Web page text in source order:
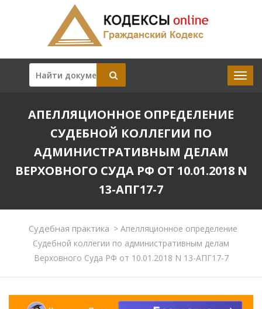
АПЕЛЛЯЦИОННОЕ ОПРЕДЕЛЕНИЕ
СУДЕБНОЙ КОЛЛЕГИИ ПО
АДМИНИСТРАТИВНЫМ ДЕЛАМ
ВЕРХОВНОГО СУДА РФ ОТ 10.01.2018 N
13-АПГ17-7
Судебная практика > Апелляционное определение
Судебной коллегии по административным делам
Верховного Суда РФ от 10.01.2018 N 13-АПГ17-7